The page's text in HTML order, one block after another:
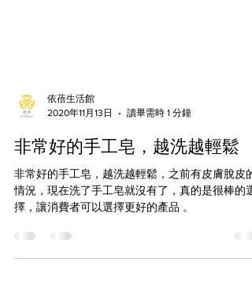
依蓓生活館
2020年11月13日
讀畢需時 1 分鐘
非常好的手工皂，越洗越輕鬆
情況，現在洗了手工皂就沒有了，真的是很棒的選